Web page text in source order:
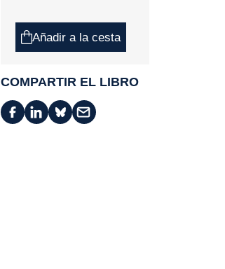
Añadir a la cesta
COMPARTIR EL LIBRO